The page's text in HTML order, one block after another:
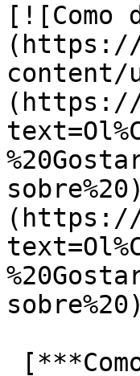
(https://
content/
(https://
(https://
sobre%20)